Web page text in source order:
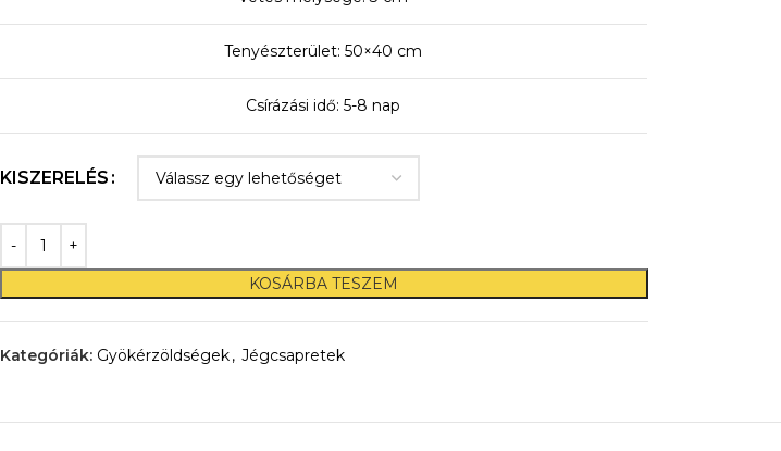
Tenyészterület: 50×40 cm
Csírázási idő: 5-8 nap
KISZERELÉS
KOSÁRBA TESZEM
Kategóriák: Gyökérzöldségek, Jégcsapretek